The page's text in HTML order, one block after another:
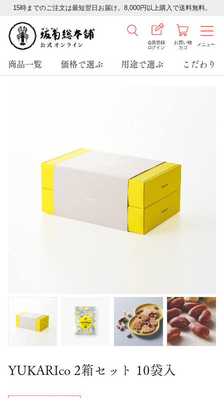
15時までのご注文は最短翌日お届け。8,000円以上購入で送料無料。
会員登録
ログイン
お買い物
カゴ
メニュー
商品一覧 価格で選ぶ 用途で選ぶ こだわり
YUKARIco 2箱セット 10袋入